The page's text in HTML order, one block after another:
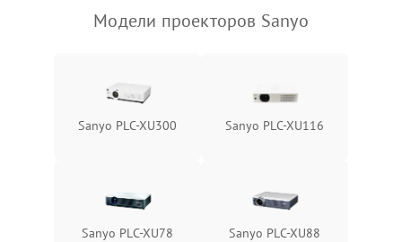
Модели проекторов Sanyo
Sanyo PLC-XU300 Sanyo PLC-XU116
Sanyo PLC-XU78 Sanyo PLC-XU88